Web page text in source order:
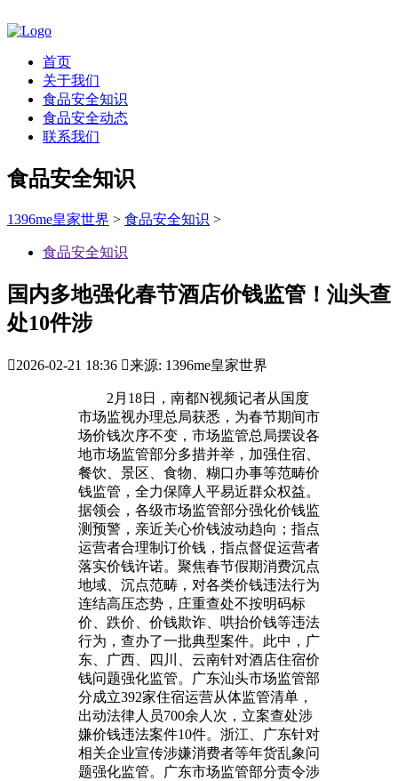
首页
关于我们
食品安全知识
食品安全动态
联系我们
食品安全知识
1396me皇家世界 > 食品安全知识 >
食品安全知识
国内多地强化春节酒店价钱监管！汕头查
处10件涉
2026-02-21 18:36 来源: 1396me皇家世界
2月18日，南都N视频记者从国度
市场监视办理总局获悉，为春节期间市
场价钱次序不变，市场监管总局摆设各
地市场监管部分多措并举，加强住宿、
餐饮、景区、食物、糊口办事等范畴价
钱监管，全力保障人平易近群众权益。
据领会，各级市场监管部分强化价钱监
测预警，亲近关心价钱波动趋向；指点
运营者合理制订价钱，指点督促运营者
落实价钱许诺。聚焦春节假期消费沉点
地域、沉点范畴，对各类价钱违法行为
连结高压态势，庄重查处不按明码标
价、跌价、价钱欺诈、哄抬价钱等违法
行为，查办了一批典型案件。此中，广
东、广西、四川、云南针对酒店住宿价
钱问题强化监管。广东汕头市场监管部
分成立392家住宿运营从体监管清单，
出动法律人员700余人次，立案查处涉
嫌价钱违法案件10件。浙江、广东针对
相关企业宣传涉嫌消费者等年货乱象问
题强化监管。广东市场监管部分责令涉